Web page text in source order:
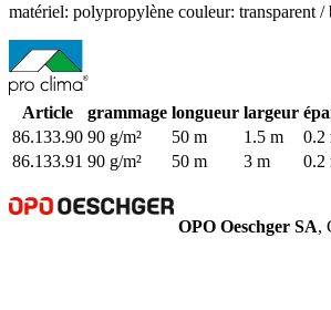
matériel: polypropylène couleur: transparent /
Article grammage longueur largeur
86.133.90 90 g/m² 50 m 1.5 m 0.2
86.133.91 90 g/m² 50 m 3 m 0.2
OPO Oeschger SA,